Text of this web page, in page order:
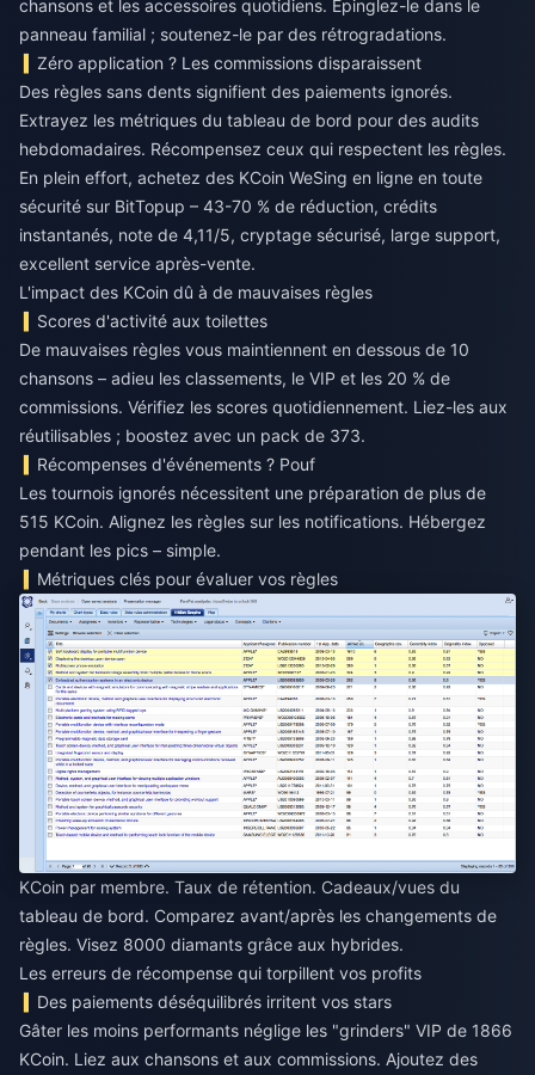
chansons et les accessoires quotidiens. Épinglez-le dans le
panneau familial ; soutenez-le par des rétrogradations.
Zéro application ? Les commissions disparaissent
Des règles sans dents signifient des paiements ignorés.
Extrayez les métriques du tableau de bord pour des audits
hebdomadaires. Récompensez ceux qui respectent les règles.
En plein effort, achetez des KCoin WeSing en ligne en toute
sécurité sur BitTopup – 43-70 % de réduction, crédits
instantanés, note de 4,11/5, cryptage sécurisé, large support,
excellent service après-vente.
L'impact des KCoin dû à de mauvaises règles
Scores d'activité aux toilettes
De mauvaises règles vous maintiennent en dessous de 10
chansons – adieu les classements, le VIP et les 20 % de
commissions. Vérifiez les scores quotidiennement. Liez-les aux
réutilisables ; boostez avec un pack de 373.
Récompenses d'événements ? Pouf
Les tournois ignorés nécessitent une préparation de plus de
515 KCoin. Alignez les règles sur les notifications. Hébergez
pendant les pics – simple.
Métriques clés pour évaluer vos règles
KCoin par membre. Taux de rétention. Cadeaux/vues du
tableau de bord. Comparez avant/après les changements de
règles. Visez 8000 diamants grâce aux hybrides.
Les erreurs de récompense qui torpillent vos profits
Des paiements déséquilibrés irritent vos stars
Gâter les moins performants néglige les "grinders" VIP de 1866
KCoin. Liez aux chansons et aux commissions. Ajoutez des